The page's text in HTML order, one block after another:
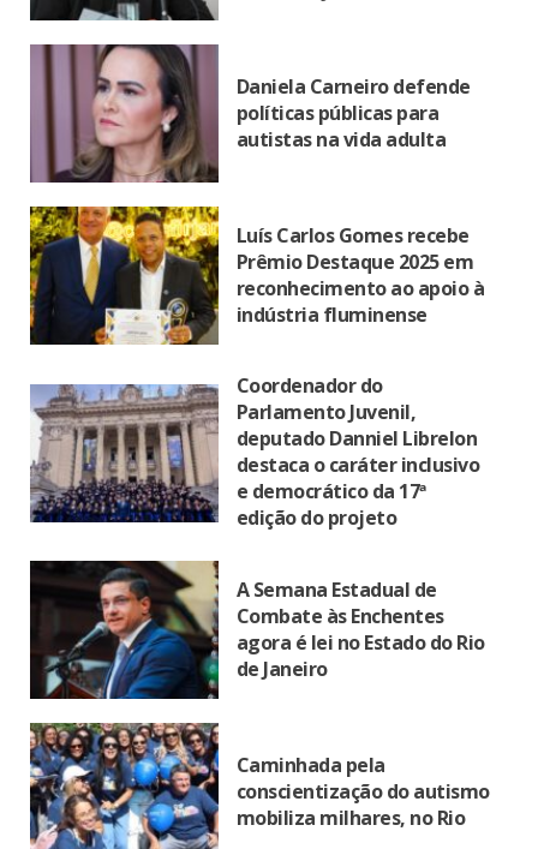
Daniela Carneiro defende
políticas públicas para
autistas na vida adulta
Luís Carlos Gomes recebe
Prêmio Destaque 2025 em
reconhecimento ao apoio à
indústria fluminense
Coordenador do
Parlamento Juvenil,
deputado Danniel Librelon
destaca o caráter inclusivo
e democrático da 17ª
edição do projeto
A Semana Estadual de
Combate às Enchentes
agora é lei no Estado do Rio
de Janeiro
Caminhada pela
conscientização do autismo
mobiliza milhares, no Rio